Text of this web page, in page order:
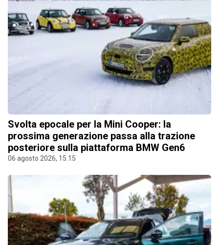
Svolta epocale per la Mini Cooper: la
prossima generazione passa alla trazione
posteriore sulla piattaforma BMW Gen6
06 agosto 2026, 15.15